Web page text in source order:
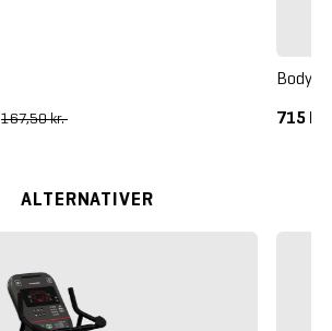
167,50 kr.
Body
715 kr.
ALTERNATIVER